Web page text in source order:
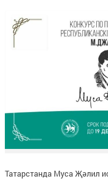
Татарстанда Муса Җәлил